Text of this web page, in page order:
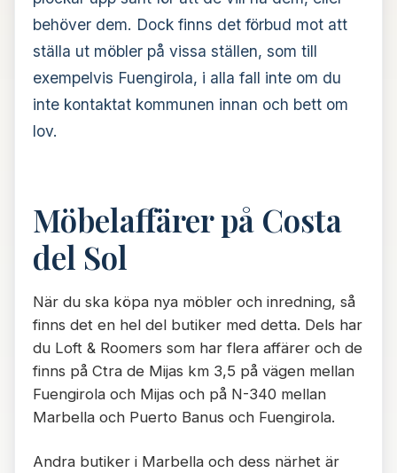
behöver dem. Dock finns det förbud mot att
ställa ut möbler på vissa ställen, som till
exempelvis Fuengirola, i alla fall inte om du
inte kontaktat kommunen innan och bett om
lov.
Möbelaffärer på Costa
del Sol
När du ska köpa nya möbler och inredning, så
finns det en hel del butiker med detta. Dels har
du Loft & Roomers som har flera affärer och de
finns på Ctra de Mijas km 3,5 på vägen mellan
Fuengirola och Mijas och på N-340 mellan
Marbella och Puerto Banus och Fuengirola.
Andra butiker i Marbella och dess närhet är